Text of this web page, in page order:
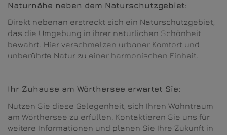
Naturnähe neben dem Naturschutzgebiet:
Direkt nebenan erstreckt sich ein Naturschutzgebiet,
das die Umgebung in ihrer natürlichen Schönheit
bewahrt. Hier verschmelzen urbaner Komfort und
unberührte Natur zu einer harmonischen Einheit.
Ihr Zuhause am Wörthersee erwartet Sie:
Nutzen Sie diese Gelegenheit, sich Ihren Wohntraum
am Wörthersee zu erfüllen. Kontaktieren Sie uns für
weitere Informationen und planen Sie Ihre Zukunft in